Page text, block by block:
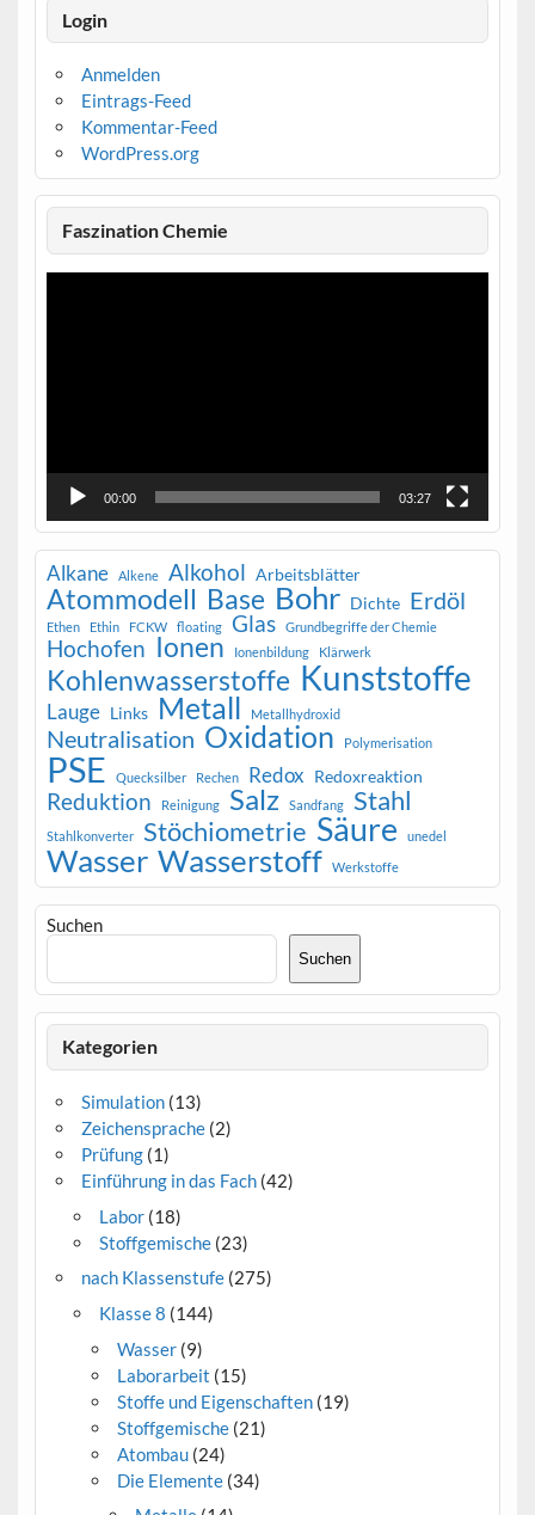
Login
Anmelden
Eintrags-Feed
Kommentar-Feed
WordPress.org
Faszination Chemie
Video-
00:00 03:27
Alkane Alkene Alkohol Arbeitsblätter
Atommodell Base Bohr Dichte Erdöl
Ethen Ethin FCKW floating Glas Grundbegriffe der Chemie
Hochofen Ionen Ionenbildung Klärwerk
Kohlenwasserstoffe Kunststoffe
Lauge Links Metall Metallhydroxid
Neutralisation Oxidation Polymerisation
PSE Quecksilber Rechen Redox Redoxreaktion
Reduktion Reinigung Salz Sandfang Stahl
Stahlkonverter Stöchiometrie Säure unedel
Wasser Wasserstoff Werkstoffe
Suchen
Suchen
Kategorien
Simulation(13)
Zeichensprache(2)
Prüfung(1)
Einführung in das Fach(42)
Labor(18)
Stoffgemische(23)
nach Klassenstufe(275)
Klasse 8 (144)
Wasser (9)
Laborarbeit (15)
Stoffe und Eigenschaften (19)
Stoffgemische (21)
Atombau (24)
Die Elemente (34)